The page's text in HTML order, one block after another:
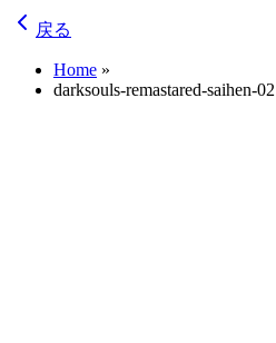
戻る
Home »
darksouls-remastared-saihen-02